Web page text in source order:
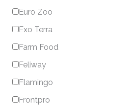
Euro Zoo
Exo Terra
Farm Food
Feliway
Flamingo
Frontpro